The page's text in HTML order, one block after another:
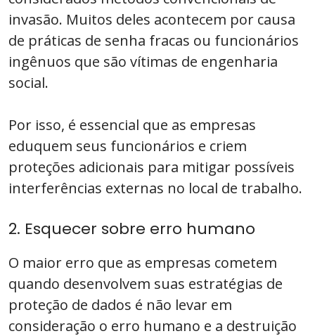
invasão. Muitos deles acontecem por causa
de práticas de senha fracas ou funcionários
ingênuos que são vítimas de engenharia
social.
Por isso, é essencial que as empresas
eduquem seus funcionários e criem
proteções adicionais para mitigar possíveis
interferências externas no local de trabalho.
2. Esquecer sobre erro humano
O maior erro que as empresas cometem
quando desenvolvem suas estratégias de
proteção de dados é não levar em
consideração o erro humano e a destruição